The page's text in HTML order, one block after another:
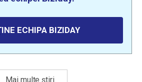
ECHIPA BIZIDAY
Mai multe știri